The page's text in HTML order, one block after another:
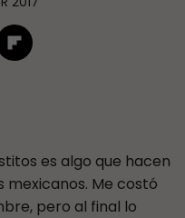
es algo que hacen
Me costó
pero al final lo